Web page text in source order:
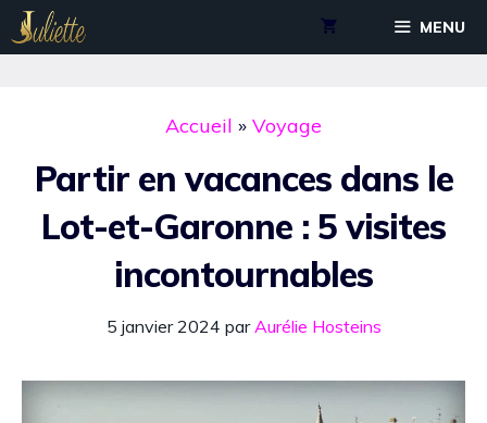
Aller
au
MENU
Accueil » Voyage
Partir en vacances dans le
Lot-et-Garonne : 5 visites
incontournables
5 janvier 2024 parAurélie Hosteins